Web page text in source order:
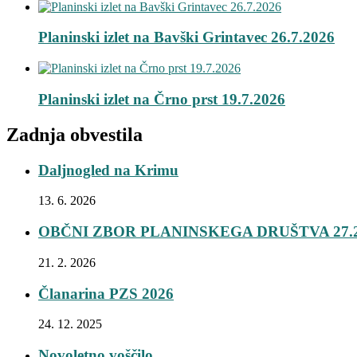
Planinski izlet na Bavški Grintavec 26.7.2026
Planinski izlet na Črno prst 19.7.2026
Zadnja obvestila
Daljnogled na Krimu
13. 6. 2026
OBČNI ZBOR PLANINSKEGA DRUŠTVA
21. 2. 2026
Članarina PZS 2026
24. 12. 2025